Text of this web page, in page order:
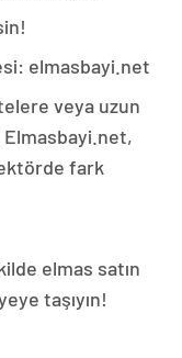
elmasbayi.net
veya uzun
fark
elmas satın
taşıyın!